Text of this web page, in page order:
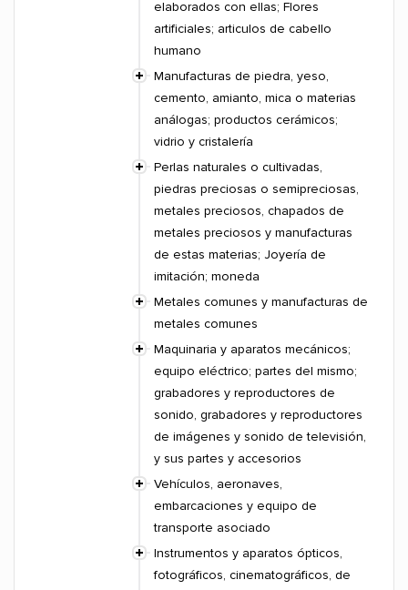
elaborados con ellas; Flores
artificiales; articulos de cabello
humano
Manufacturas de piedra, yeso,
cemento, amianto, mica o materias
análogas; productos cerámicos;
vidrio y cristalería
Perlas naturales o cultivadas,
piedras preciosas o semipreciosas,
metales preciosos, chapados de
metales preciosos y manufacturas
de estas materias; Joyería de
imitación; moneda
Metales comunes y manufacturas de
metales comunes
Maquinaria y aparatos mecánicos;
equipo eléctrico; partes del mismo;
grabadores y reproductores de
sonido, grabadores y reproductores
de imágenes y sonido de televisión,
y sus partes y accesorios
Vehículos, aeronaves,
embarcaciones y equipo de
transporte asociado
Instrumentos y aparatos ópticos,
fotográficos, cinematográficos, de